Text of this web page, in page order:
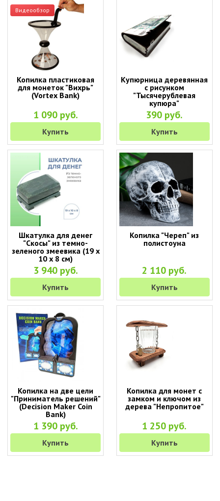
Видеообзор
Копилка пластиковая
для монеток "Вихрь"
(Vortex Bank)
1 090 руб.
Купить
Купюрница деревянная
с рисунком
"Тысячерублевая
купюра"
390 руб.
Купить
Шкатулка для денег
"Скосы" из темно-
зеленого змеевика (19 х
10 х 8 см)
3 940 руб.
Купить
Копилка "Череп" из
полистоуна
2 110 руб.
Купить
Копилка на две цели
"Приниматель решений"
(Decision Maker Coin
Bank)
1 390 руб.
Купить
Копилка для монет с
замком и ключом из
дерева "Непропитое"
1 250 руб.
Купить